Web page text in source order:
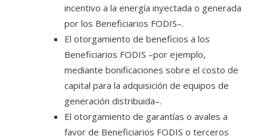
incentivo a la energía inyectada o generada
por los Beneficiarios FODIS–.
El otorgamiento de beneficios a los
Beneficiarios FODIS –por ejemplo,
mediante bonificaciones sobre el costo de
capital para la adquisición de equipos de
generación distribuida–.
El otorgamiento de garantías o avales a
favor de Beneficiarios FODIS o terceros